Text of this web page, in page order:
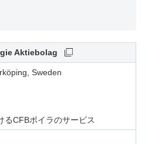
Aktiebolag
Sweden
るCFBボイラのサービス